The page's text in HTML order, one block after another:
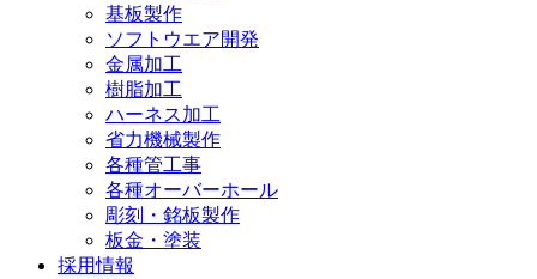
基板製作
ソフトウエア開発
金属加工
樹脂加工
ハーネス加工
省力機械製作
各種管工事
各種オーバーホール
彫刻・銘板製作
板金・塗装
採用情報